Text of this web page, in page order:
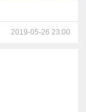
2019-05-26 23:00